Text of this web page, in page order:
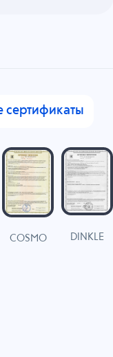
сертификаты
COSMO DINKLE